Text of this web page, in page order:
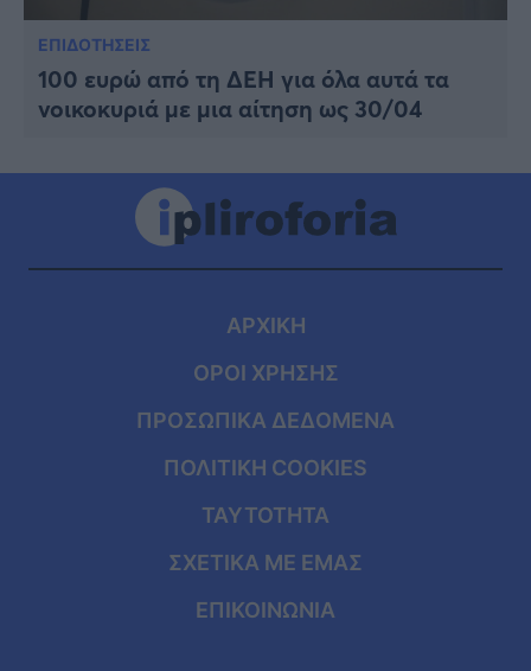
ΕΠΙΔΟΤΗΣΕΙΣ
100 ευρώ από τη ΔΕΗ για όλα αυτά τα
νοικοκυριά με μια αίτηση ως 30/04
ΑΡΧΙΚΗ
ΟΡΟΙ ΧΡΗΣΗΣ
ΠΡΟΣΩΠΙΚΑ ΔΕΔΟΜΕΝΑ
ΠΟΛΙΤΙΚΗ COOKIES
ΤΑΥΤΟΤΗΤΑ
ΣΧΕΤΙΚΑ ΜΕ ΕΜΑΣ
ΕΠΙΚΟΙΝΩΝΙΑ